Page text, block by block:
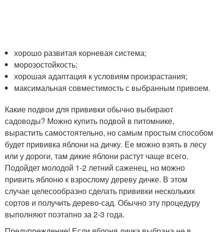
хорошо развитая корневая система;
морозостойкость;
хорошая адаптация к условиям произрастания;
максимальная совместимость с выбранным привоем.
Какие подвои для прививки обычно выбирают
садоводы? Можно купить подвой в питомнике,
вырастить самостоятельно, но самым простым способом
будет прививка яблони на дичку. Ее можно взять в лесу
или у дороги, там дикие яблони растут чаще всего.
Подойдет молодой 1-2 летний саженец, но можно
привить яблоню к взрослому дереву дичке. В этом
случае целесообразно сделать прививки нескольких
сортов и получить дерево-сад. Обычно эту процедуру
выполняют поэтапно за 2-3 года.